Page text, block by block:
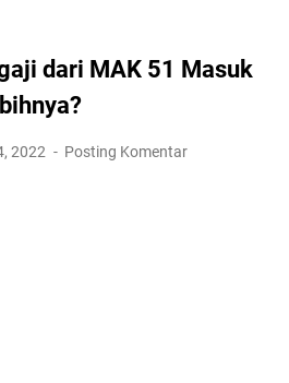
dari MAK 51 Masuk
2022 Posting Komentar